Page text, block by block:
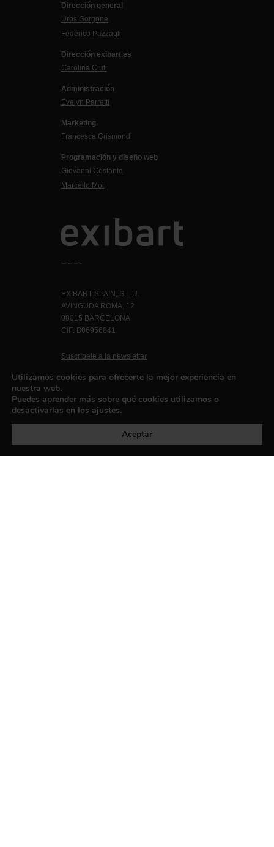
Dirección general
Uros Gorgone
Federico Pazzagli
Dirección exibart.es
Carolina Ciuti
Administración
Evelyn Parretti
Marketing
Francesca Grismondi
Programación y diseño web
Giovanni Costante
Marcello Moi
EXIBART SPAIN, S.L.U.
AVINGUDA ROMA, 12
08015 BARCELONA
CIF: B06956841
Suscríbete a la newsletter
Política de privacidad
Utilizamos cookies para ofrecerte la mejor experiencia en
nuestra web.
Puedes aprender más sobre qué cookies utilizamos o
desactivarlas en los ajustes.
Aceptar